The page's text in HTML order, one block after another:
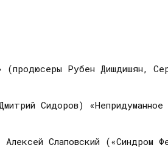
(продюсеры Рубен Дишдишян,
Сидоров)
Слаповский («Синдром